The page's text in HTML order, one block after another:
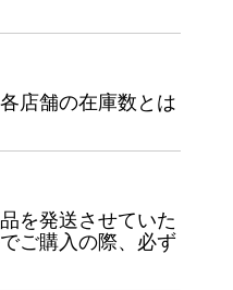
店舗の在庫数とは
を発送させていた
ご購入の際、必ず